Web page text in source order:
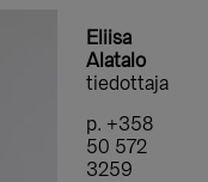
Eliisa
Alatalo
tiedottaja
p. +358
50 572
3259